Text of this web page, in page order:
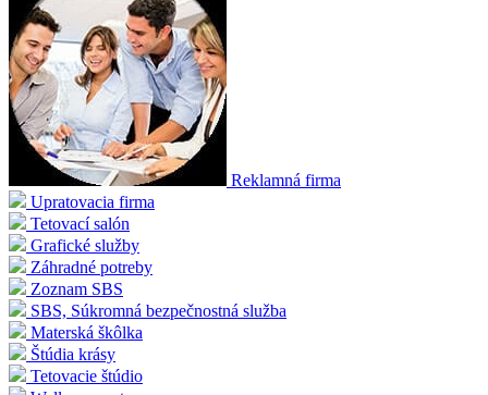
Reklamná firma
Upratovacia firma
Tetovací salón
Grafické služby
Záhradné potreby
Zoznam SBS
SBS, Súkromná bezpečnostná služba
Materská škôlka
Štúdia krásy
Tetovacie štúdio